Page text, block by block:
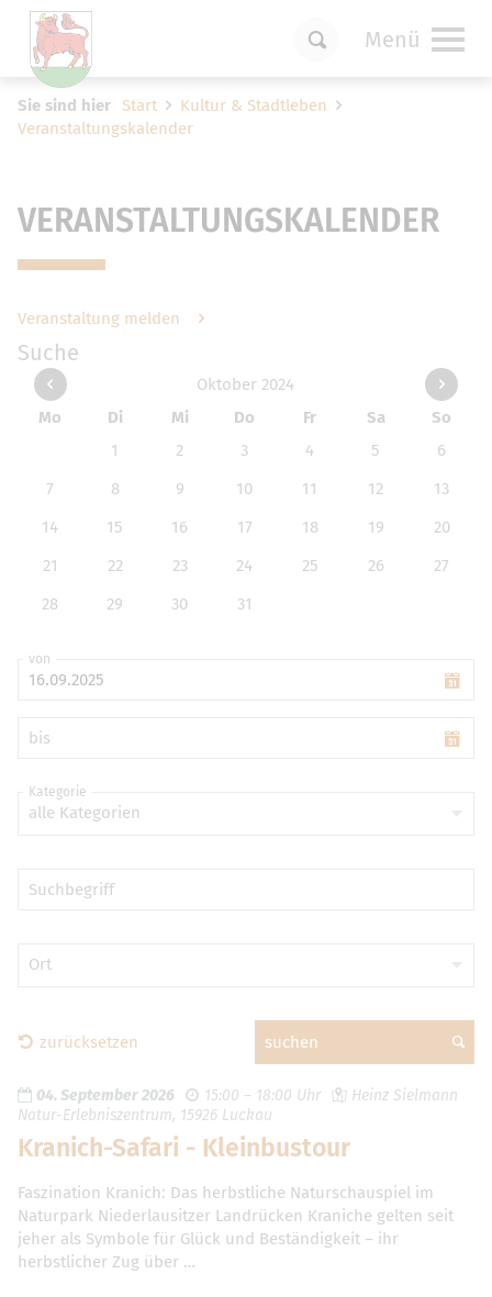
Menü
Sie sind hier Start
Kultur & Stadtleben
Veranstaltungskalender
VERANSTALTUNGSKALENDER
Veranstaltung melden
Suche
Oktober 2024
Mo
Di Mi Do Fr Sa
So
1
2 3 4 5
6
7
8 9 10 11 12
13
14
15 16 17 18 19
20
21
22 23 24 25 26
27
28
29 30 31
von
bis
alle Kategorien
Kategorie
Suchbegriff
Ort
zurücksetzen suchen
04. September 2026 15:00 – 18:00 Uhr
Heinz Sielmann
Natur-Erlebniszentrum, 15926 Luckau
Kranich-Safari - Kleinbustour
Faszination Kranich: Das herbstliche Naturschauspiel im
Naturpark Niederlausitzer Landrücken Kraniche gelten seit
jeher als Symbole für Glück und Beständigkeit – ihr
herbstlicher Zug über …
vornehmen zu können wird die Berechtigung
fürfunktionale Cookies